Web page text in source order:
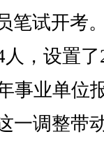
笔试开考
，设置了
事业单位
一调整带